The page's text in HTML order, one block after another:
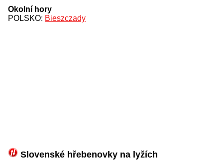
Okolní hory
POLSKO: Bieszczady
Slovenské hřebenovky na lyžích